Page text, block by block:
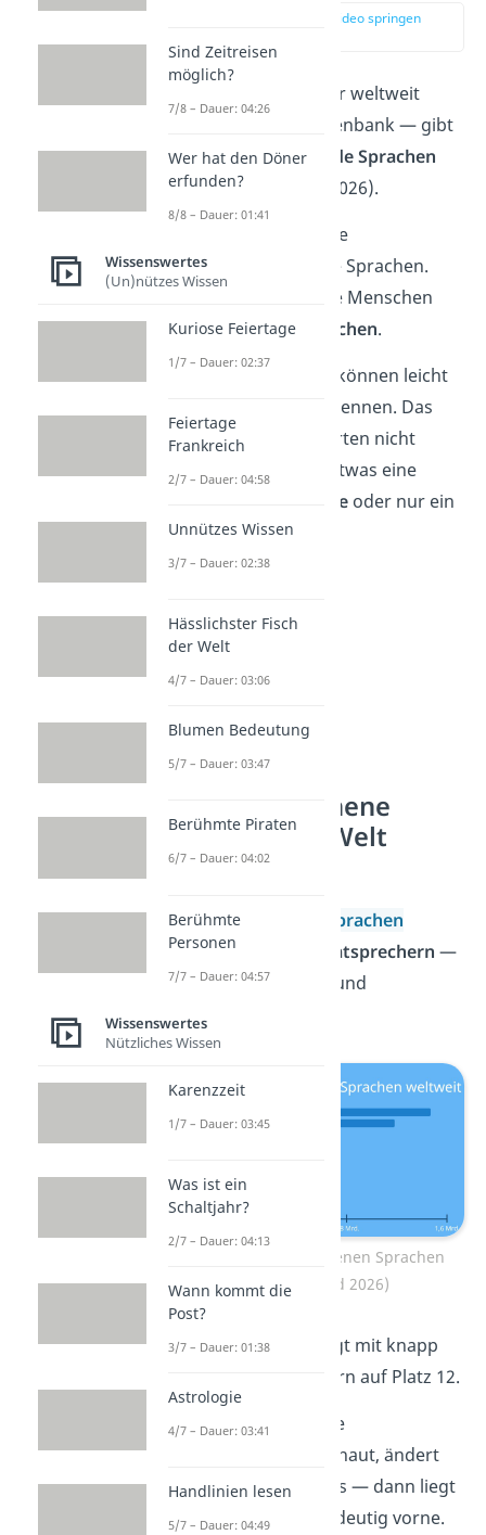
zur Stelle im Video springen
Laut Ethnologue — der weltweit
führenden Sprachdatenbank — gibt
es aktuell7.170 lebende Sprachen
weltweit (Stand: Mai 2026).
Dabei zählt Ethnologue
ausschließlich lebende Sprachen.
Das sind Sprachen, die Menschen
heute nochaktiv sprechen.
Andere Datenbanken können leicht
abweichende Zahlen nennen. Das
liegt daran, dass Experten nicht
immer einig sind, ob etwas eine
eigenständige Sprache oder nur ein
Dialektist.
Meistgesprochene
Sprachen der Welt
meistgesprochenen
Sprachen
basiert auf den
Gesamtsprechern —
also Muttersprachler und
Zweitsprachler.
Die 10 meistgesprochenen Sprachen
weltweit (Stand 2026)
Übrigens:Deutsch liegt mit knapp
133 Millionen Sprechern auf Platz 12.
Wenn man sich nur die
anschaut, ändert
sich das Ranking etwas — dann liegt
Mandarin nämlich eindeutig vorne.
Sind Zeitreisen
möglich?
7/8 – Dauer: 04:26
Wer hat den Döner
erfunden?
8/8 – Dauer: 01:41
Wissenswertes
(Un)nützes Wissen
Kuriose Feiertage
1/7 – Dauer: 02:37
Feiertage
Frankreich
2/7 – Dauer: 04:58
Unnützes Wissen
3/7 – Dauer: 02:38
Hässlichster Fisch
der Welt
4/7 – Dauer: 03:06
Blumen Bedeutung
5/7 – Dauer: 03:47
Berühmte Piraten
6/7 – Dauer: 04:02
Berühmte
Personen
7/7 – Dauer: 04:57
Wissenswertes
Nützliches Wissen
Karenzzeit
1/7 – Dauer: 03:45
Was ist ein
Schaltjahr?
2/7 – Dauer: 04:13
Wann kommt die
Post?
3/7 – Dauer: 01:38
Astrologie
4/7 – Dauer: 03:41
Handlinien lesen
5/7 – Dauer: 04:49